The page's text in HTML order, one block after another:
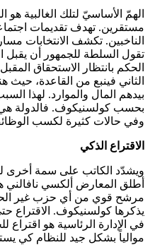
الهمّ الأساسيّ لتلك الغالبية
مستقرين. تهدف تقديمات
الناخبين. تكشف الانتخابات
تقول السلطة للجمهور أن يقبل
الحكم بانتظار الاستحقاق
الثاني فينبع من القاعدة، حيث
بيدهم المال والموارد. لهذا
بحسب كولسنيكوف. فالدولة هي
وفي حالات كثيرة لكسب
الاقتراع الذكي
ويشدّد الكاتب على سمة أخرى
أطلق المعارض ألكسي نافالني
مرشح قوي من أي حزب غير
يذكرها كولسنيكوف. الاقتراع
في الإدارة الرئاسية هو
موالياً بشكل جيد للنظام كي